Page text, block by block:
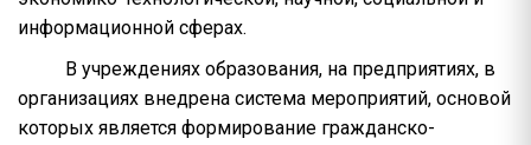
информационной сферах.
В учреждениях образования, на предприятиях, в
организациях внедрена система мероприятий, основой
которых является формирование гражданско-